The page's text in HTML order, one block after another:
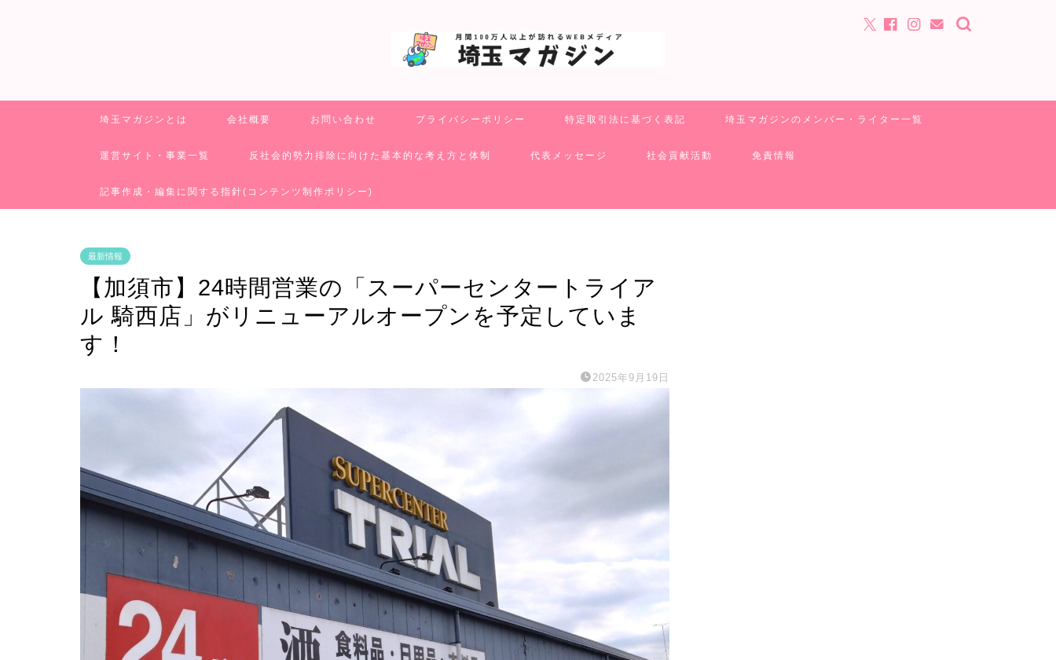
埼玉マガジンとは 会社概要 お問い合わせ プライバシーポリシー 特定取引法に基づく表記 埼玉マガジンのメンバー・ライター一覧
運営サイト・事業一覧 反社会的勢力排除に向けた基本的な考え方と体制 代表メッセージ 社会貢献活動 免責情報
記事作成・編集に関する指針(コンテンツ制作ポリシー)
最新情報
【加須市】24時間営業の「スーパーセンタートライア
ル 騎西店」がリニューアルオープンを予定していま
す！
2025年9月19日